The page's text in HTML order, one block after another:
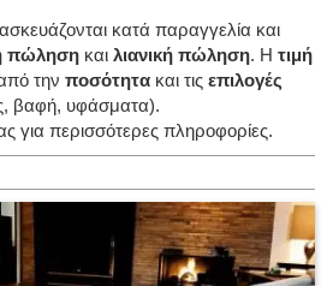
κατά παραγγελία και
πώληση και λιανική πώληση. Η τιμή
την ποσότητα και τις επιλογές
βαφή, υφάσματα).
για περισσότερες πληροφορίες.